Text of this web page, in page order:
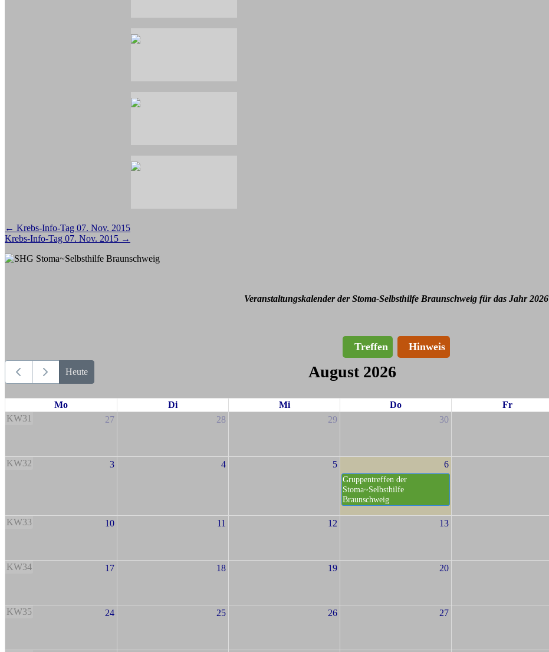
Beitragsnavigation
← Krebs-Info-Tag 07. Nov. 2015
Krebs-Info-Tag 07. Nov. 2015 →
Veranstaltungskalender der Stoma-Selbsthilfe Braunschweig für das Jahr 2026
Treffen Hinweis
Heute August 2026
Mo Di Mi Do Fr
KW31
27 28 29 30
KW32 3 4 5 6
Gruppentreffen der
Stoma~Selbsthilfe
Braunschweig
KW33 10 11 12 13
KW34 17 18 19 20
KW35 24 25 26 27